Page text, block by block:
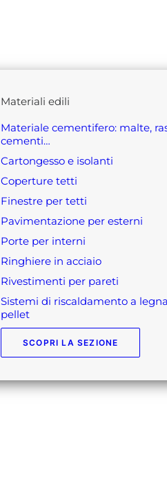
materiali edili
materiale cementifero: malte, rasanti, e
cementi…
cartongesso e isolanti
coperture tetti
finestre per tetti
pavimentazione per esterni
porte per interni
ringhiere in acciaio
rivestimenti per pareti
sistemi di riscaldamento a legna e
pellet
SCOPRI LA SEZIONE